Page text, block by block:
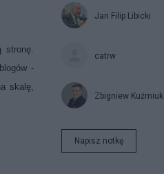
stronę.
-
skalę,
Jan Filip Libicki
catrw
Zbigniew Kuźmiuk
Napisz notkę